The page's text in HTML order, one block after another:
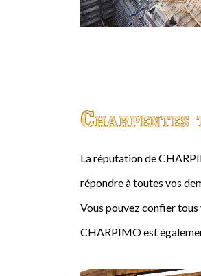
La réputation de
répondre à toutes vos
Vous pouvez confier
CHARPIMO est